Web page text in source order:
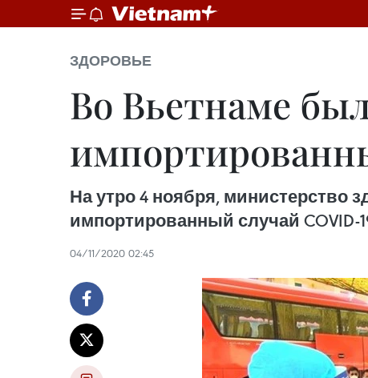
ЗДОРОВЬЕ
Во Вьетнаме
На утро 4 ноября, министерство
импортированный случай COVID-
04/11/2020 02:45